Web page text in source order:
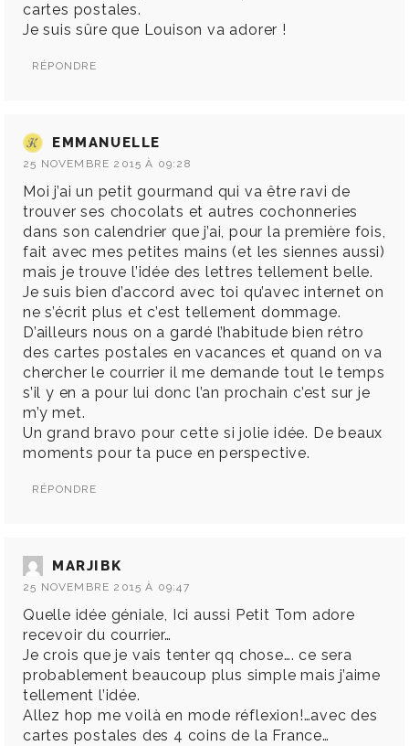
cartes postales.
Je suis sûre que Louison va adorer !
RÉPONDRE
EMMANUELLE
25 NOVEMBRE 2015 À 09:28
Moi j’ai un petit gourmand qui va être ravi de
trouver ses chocolats et autres cochonneries
dans son calendrier que j’ai, pour la première fois,
fait avec mes petites mains (et les siennes aussi)
mais je trouve l’idée des lettres tellement belle.
Je suis bien d’accord avec toi qu’avec internet on
ne s’écrit plus et c’est tellement dommage.
D’ailleurs nous on a gardé l’habitude bien rétro
des cartes postales en vacances et quand on va
chercher le courrier il me demande tout le temps
s’il y en a pour lui donc l’an prochain c’est sur je
m’y met.
Un grand bravo pour cette si jolie idée. De beaux
moments pour ta puce en perspective.
RÉPONDRE
MARJIBK
25 NOVEMBRE 2015 À 09:47
Quelle idée géniale, Ici aussi Petit Tom adore
recevoir du courrier…
Je crois que je vais tenter qq chose…. ce sera
probablement beaucoup plus simple mais j’aime
tellement l’idée.
Allez hop me voilà en mode réflexion!…avec des
cartes postales des 4 coins de la France…